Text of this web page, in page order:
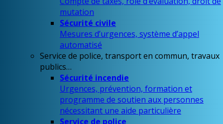
mutation
Sécurité civile
Mesures d’urgences, système d’appel
automatisé
Service de police, transport en commun, travaux
publics…
Sécurité incendie
Urgences, prévention, formation et
programme de soutien aux personnes
nécessitant une aide particulière
Service de police